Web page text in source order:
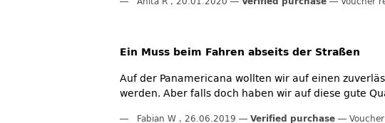
Ein Muss beim Fahren abseits der Straßen
Auf der Panamericana wollten wir auf einen
werden. Aber falls doch haben wir auf diese gute
Fabian W , 26.06.2019 Verified purchase